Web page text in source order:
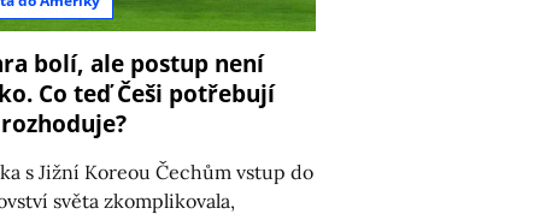
bolí, ale postup není
Co teď Češi potřebují
s Jižní Koreou Čechům vstup do
světa zkomplikovala,